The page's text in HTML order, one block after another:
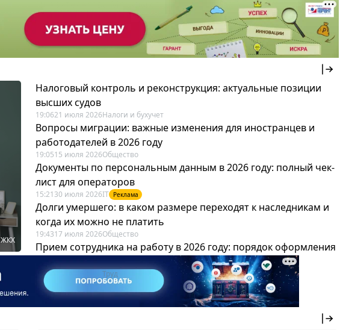
Правительства Москвы от 26 июля 2011 г. № 334-ПП"
Все региональные документы Мой регион ...
ЖКХ
Налоговый контроль и реконструкция: актуальные позиции
высших судов
19:0621 июля 2026Налоги и бухучет
Вопросы миграции: важные изменения для иностранцев и
работодателей в 2026 году
19:0515 июля 2026Общество
Документы по персональным данным в 2026 году: полный чек-
лист для операторов
15:21 30 июля 2026IT Реклама
Долги умершего: в каком размере переходят к наследникам и
когда их можно не платить
19:4317 июля 2026Общество
Прием сотрудника на работу в 2026 году: порядок оформления
для кадровика и бухгалтера
12:28 Труд